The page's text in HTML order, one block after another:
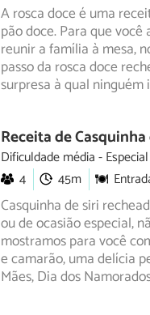
A rosca doce é uma
pão doce. Para que
reunira família à mesa,
passo da rosca doce
surpresa à qual ninguém
Receita de
Dificuldade média
4
45m
Casquinha de siri
ou de ocasião especial,
mostramospara você
e camarão, uma delícia
Mães, Dia dos